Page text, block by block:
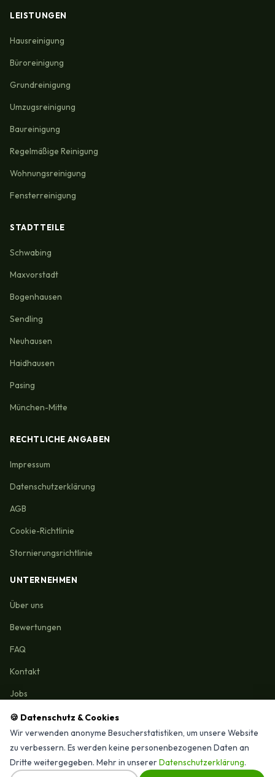
🍪 Datenschutz & Cookies
Wir verwenden anonyme Besucherstatistiken, um unsere Website
zu verbessern. Es werden keine personenbezogenen Daten an
Dritte weitergegeben. Mehr in unsererDatenschutzerklärung.
LEISTUNGEN
Hausreinigung
Büroreinigung
Grundreinigung
Umzugsreinigung
Baureinigung
Regelmäßige Reinigung
Wohnungsreinigung
Fensterreinigung
STADTTEILE
Schwabing
Maxvorstadt
Bogenhausen
Sendling
Neuhausen
Haidhausen
Pasing
München-Mitte
RECHTLICHE ANGABEN
Impressum
Datenschutzerklärung
AGB
Cookie-Richtlinie
Stornierungsrichtlinie
UNTERNEHMEN
Über uns
Bewertungen
FAQ
Kontakt
Jobs
Reinigungmunchen.de © 2026 Alle Rechte vorbehalten
⭐ 4,9/15 Google-Bewertungen · Seit 2025 in München